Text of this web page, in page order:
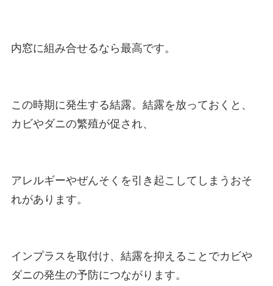
内窓に組み合せるなら最高です。
この時期に発生する結露。結露を放っておくと、
カビやダニの繁殖が促され、
アレルギーやぜんそくを引き起こしてしまうおそ
れがあります。
インプラスを取付け、結露を抑えることでカビや
ダニの発生の予防につながります。